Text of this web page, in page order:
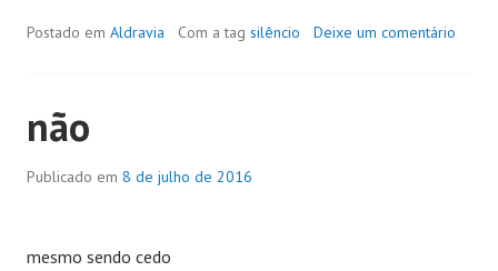
Postado em Aldravia Com a tag silêncio Deixe um comentário
não
Publicado em 8 de julho de 2016
mesmo sendo cedo